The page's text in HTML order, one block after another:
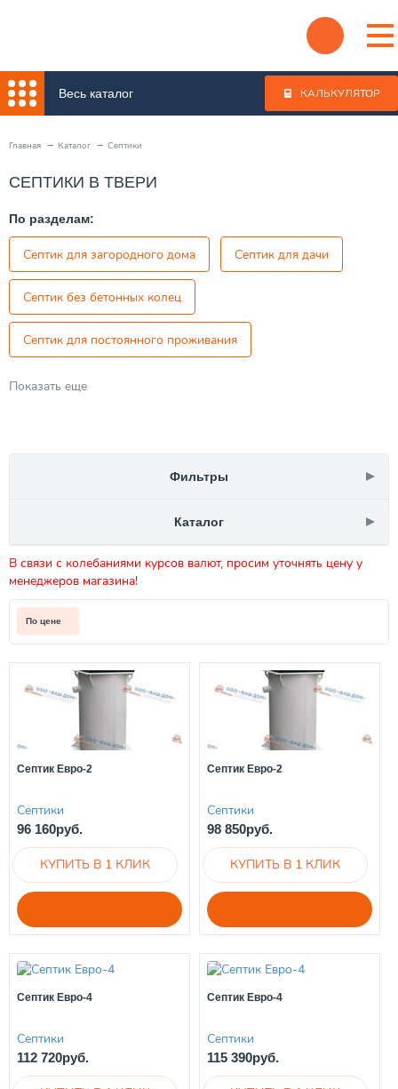
Весь каталог КАЛЬКУЛЯТОР
Главная Каталог Септики
СЕПТИКИ В ТВЕРИ
По разделам:
Септик для загородного дома Септик для дачи
Септик без бетонных колец
Септик для постоянного проживания
Показать еще
В связи с колебаниями курсов валют, просим уточнять цену у
менеджеров магазина!
По цене
Септик Евро-2
Септики
96 160руб.
Септик Евро-2
Септики
98 850руб.
Септик Евро-4
Септики
112 720руб.
Септик Евро-4
Септики
115 390руб.
Фильтры
Каталог